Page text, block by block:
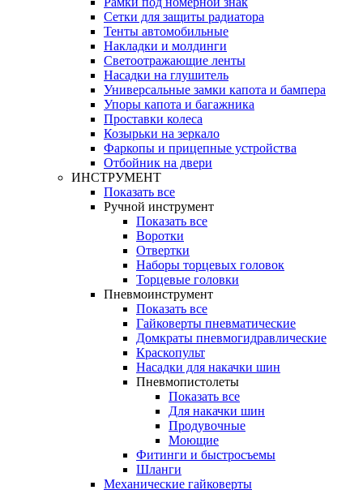
Сетки для защиты радиатора
Тенты автомобильные
Накладки и молдинги
Светоотражающие ленты
Насадки на глушитель
Универсальные замки капота и бампера
Упоры капота и багажника
Проставки колеса
Козырьки на зеркало
Фаркопы и прицепные устройства
Отбойник на двери
ИНСТРУМЕНТ
Показать все
Ручной инструмент
Показать все
Воротки
Отвертки
Наборы торцевых головок
Торцевые головки
Пневмоинструмент
Показать все
Гайковерты пневматические
Домкраты пневмогидравлические
Краскопульт
Насадки для накачки шин
Пневмопистолеты
Показать все
Для накачки шин
Продувочные
Моющие
Фитинги и быстросъемы
Шланги
Механические гайковерты